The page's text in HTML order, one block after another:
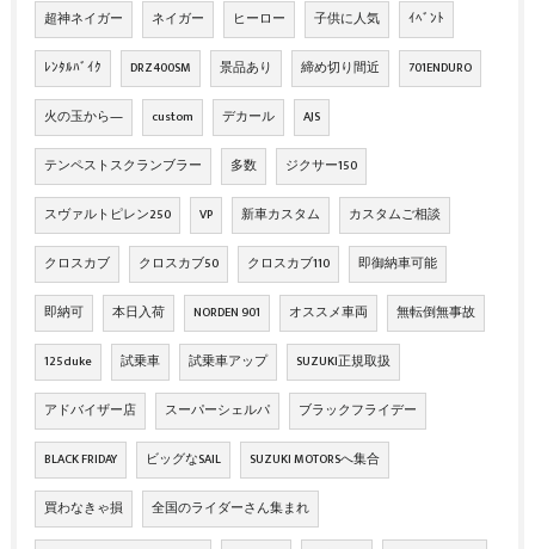
超神ネイガー ネイガー ヒーロー 子供に人気 ｲﾍﾞﾝﾄ
ﾚﾝﾀﾙﾊﾞｲｸ DRZ400SM 景品あり 締め切り間近 701ENDURO
火の玉から― custom デカール AJS
テンペストスクランブラー 多数 ジクサー150
スヴァルトピレン250 VP 新車カスタム カスタムご相談
クロスカブ クロスカブ50 クロスカブ110 即御納車可能
即納可 本日入荷 NORDEN 901 オススメ車両 無転倒無事故
125duke 試乗車 試乗車アップ SUZUKI正規取扱
アドバイザー店 スーパーシェルパ ブラックフライデー
BLACK FRIDAY ビッグなSAIL SUZUKI MOTORSへ集合
買わなきゃ損 全国のライダーさん集まれ